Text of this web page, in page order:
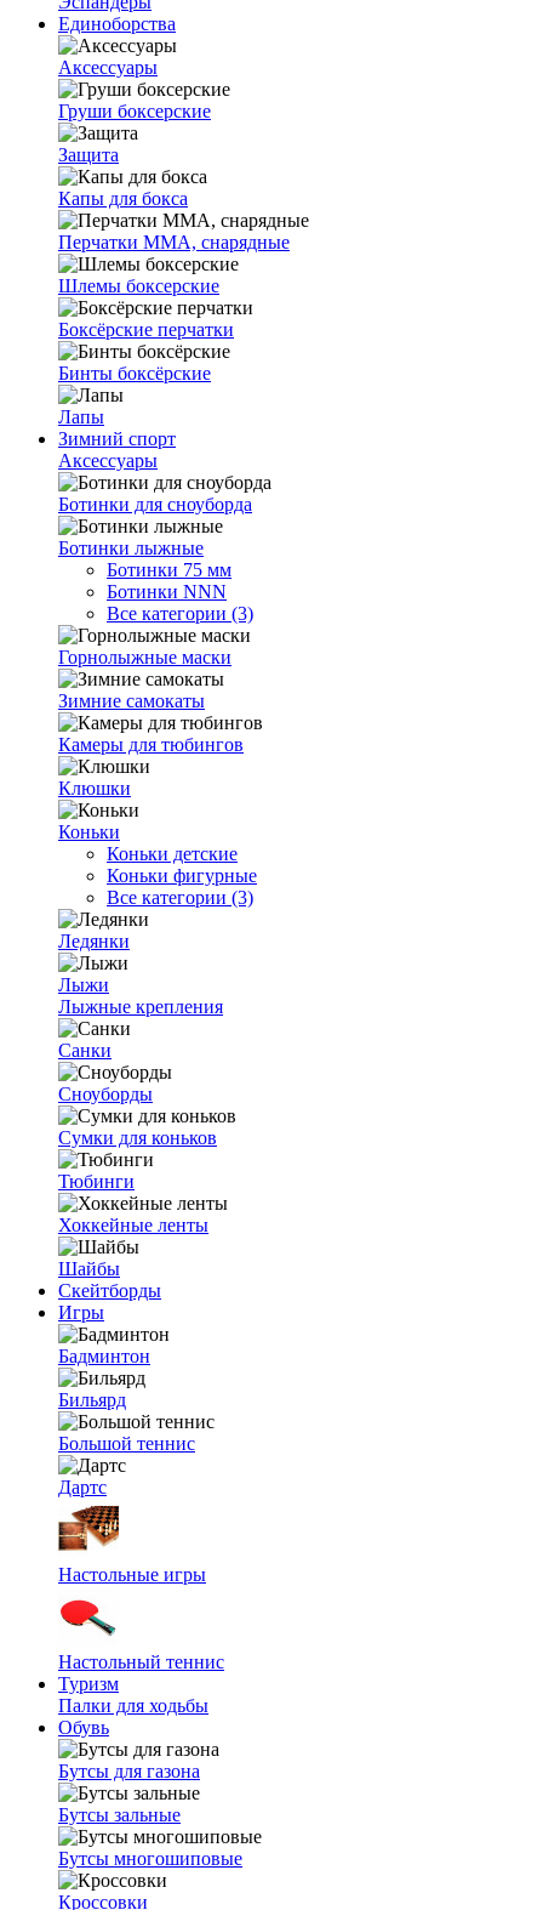
Единоборства
Аксессуары
Груши боксерские
Защита
Капы для бокса
Перчатки ММА, снарядные
Шлемы боксерские
Боксёрские перчатки
Бинты боксёрские
Лапы
Зимний спорт
Аксессуары
Ботинки для сноуборда
Ботинки лыжные
Ботинки 75 мм
Ботинки NNN
Все категории (3)
Горнолыжные маски
Зимние самокаты
Камеры для тюбингов
Клюшки
Коньки
Коньки детские
Коньки фигурные
Все категории (3)
Ледянки
Лыжи
Лыжные крепления
Санки
Сноуборды
Сумки для коньков
Тюбинги
Хоккейные ленты
Шайбы
Скейтборды
Игры
Бадминтон
Бильярд
Большой теннис
Дартс
Настольные игры
Настольный теннис
Туризм
Палки для ходьбы
Обувь
Бутсы для газона
Бутсы зальные
Бутсы многошиповые
Кроссовки